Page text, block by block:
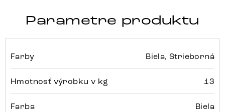
Parametre produktu
Farby Biela, Strieborná
Hmotnosť výrobku v kg 13
Farba Biela